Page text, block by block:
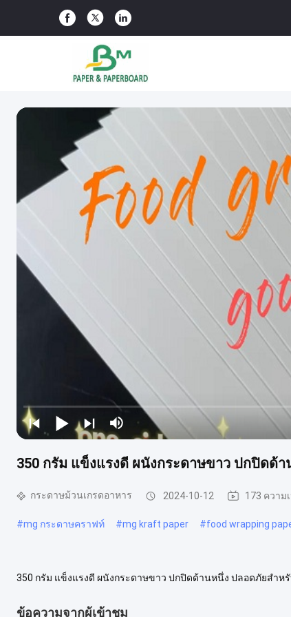
350 กรัม แข็งแรงดี ผนังกระดาษขาว ปกปิดด้
กระดาษม้วนเกรดอาหาร 2024-10-12 173 ความ
#mg กระดาษคราฟท์ #mg kraft paper #food wrapping
350 กรัม แข็งแรงดี ผนังกระดาษขาว ปกปิดด้านหนึ่ง ปลอดภัยสํา
ข้อความจากผู้เข้าชม